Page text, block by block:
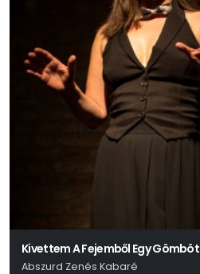
Kivettem A Fejemből Egy Gömböt
Abszurd Zenés Kabaré